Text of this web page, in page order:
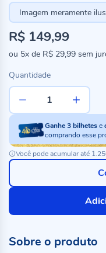
Imagem meramente
R$ 149,99
ou 5x de R$ 29,99 sem
Quantidade
Ganhe3bilhetese
comprando esse
Você pode acumular até
Sobre o produto